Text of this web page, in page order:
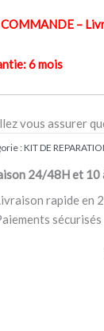
COMMANDE –
6 mois
vous assurer
:KIT DE
24/48H et 10
rapide en
sécurisés